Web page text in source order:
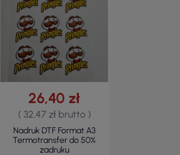
26,40 zł
( 32,47 zł brutto )
Nadruk DTF Format A3
Termotransfer do 50%
zadruku